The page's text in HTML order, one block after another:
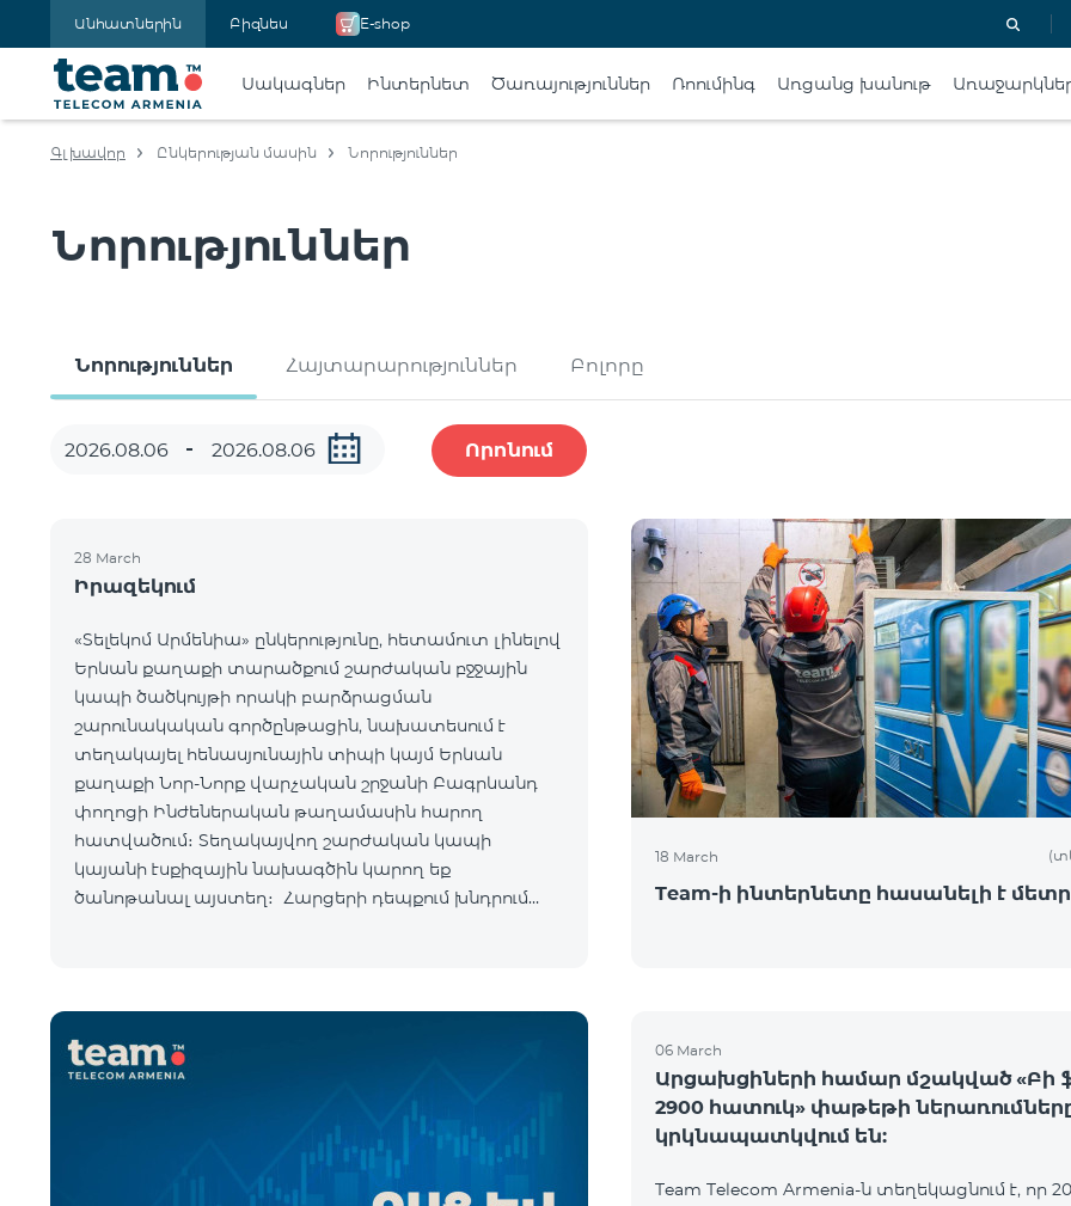
Անհատներին Բիզնես E-shop
Սակագներ Ինտերնետ Ծառայություններ Ռոումինգ Առցանց խանութ
Գլխավոր Ընկերության մասին Նորություններ
Նորություններ
Նորություններ Հայտարարություններ Բոլորը
Որոնում
28 March
Իրազեկում
«Տելեկոմ Արմենիա» ընկերությունը, հետամուտ լինելով
Երևան քաղաքի տարածքում շարժական բջջային
կապի ծածկույթի որակի բարձրացման
շարունակական գործընթացին, նախատեսում է
տեղակայել հենասյունային տիպի կայմ Երևան
քաղաքի Նոր-Նորք վարչական շրջանի Բագրևանդ
փողոցի Ինժեներական թաղամասին հարող
հատվածում։ Տեղակայվող շարժական կապի
կայանի էսքիզային նախագծին կարող եք
ծանոթանալ այստեղ։ Հարցերի դեպքում խնդրում
18 March
Team-ի ինտերնետը հասանելի է
06 March
Արցախցիների համար մշակված «Բի
2900 հատուկ» փաթեթի
կրկնապատկվում են:
Team Telecom Armenia-ն տեղեկացնում է, որ